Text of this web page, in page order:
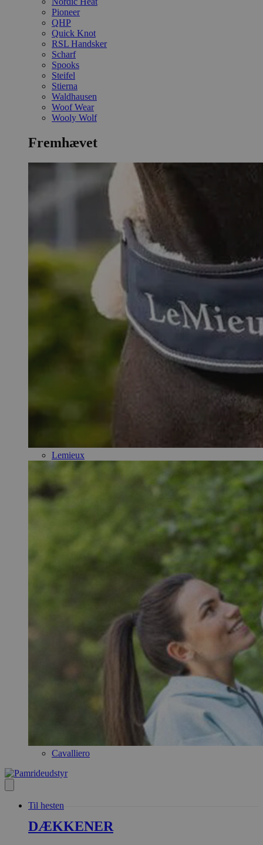
Pioneer
QHP
Quick Knot
RSL Handsker
Scharf
Spooks
Steifel
Stierna
Waldhausen
Woof Wear
Wooly Wolf
Fremhævet
Lemieux
Cavalliero
Til hesten
DÆKKENER